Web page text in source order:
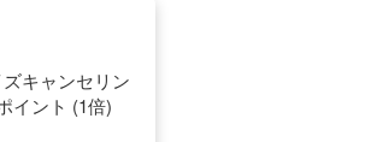
キャンセリン
イント (1倍)